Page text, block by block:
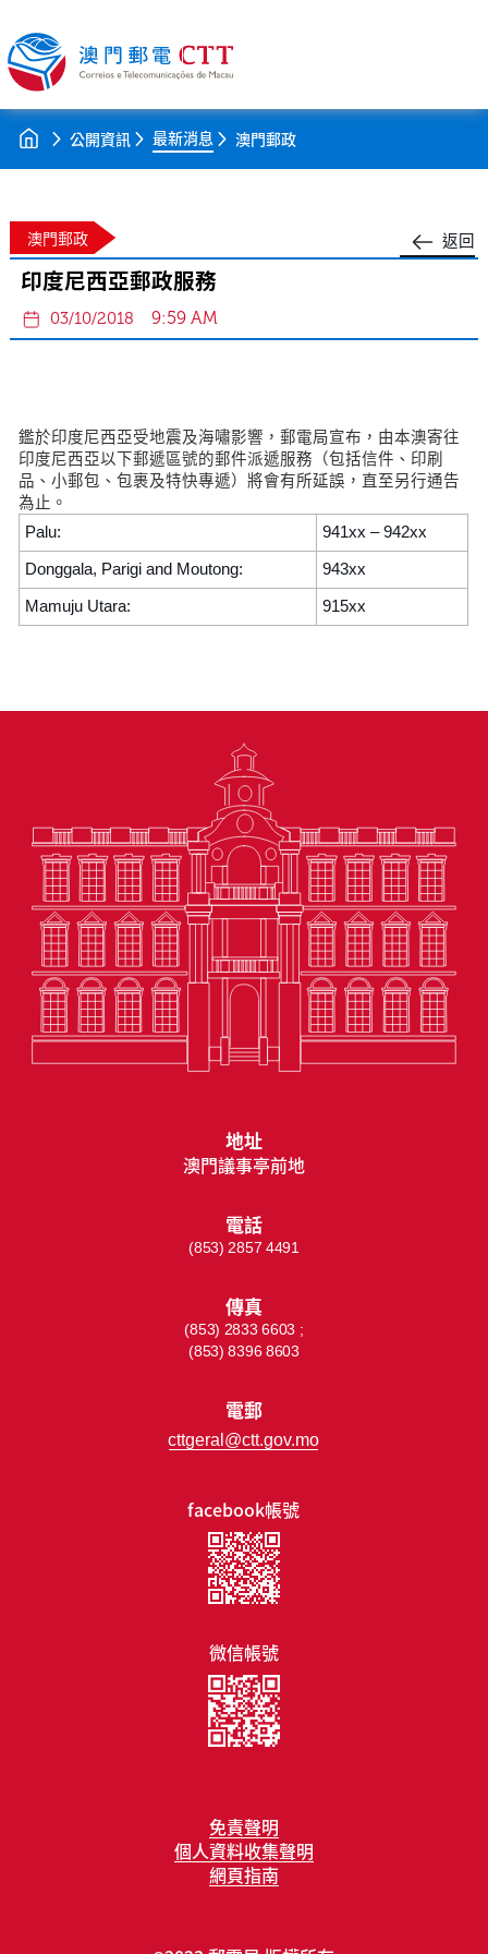
公開資訊 最新消息 澳門郵政
返回
澳門郵政
印度尼西亞郵政服務
03/10/2018 9:59 AM
鑑於印度尼西亞受地震及海嘯影響，郵電局宣布，由本澳寄往
印度尼西亞以下郵遞區號的郵件派遞服務（包括信件、印刷
品、小郵包、包裹及特快專遞）將會有所延誤，直至另行通告
為止。
Palu:
941xx – 942xx
Donggala, Parigi and Moutong: 943xx
Mamuju Utara: 915xx
免責聲明
個人資料收集聲明
網頁指南
facebook帳號
微信帳號
地址
澳門議事亭前地
電話
(853) 2857 4491
傳真
(853) 2833 6603 ;
(853) 8396 8603
電郵
cttgeral@ctt.gov.mo